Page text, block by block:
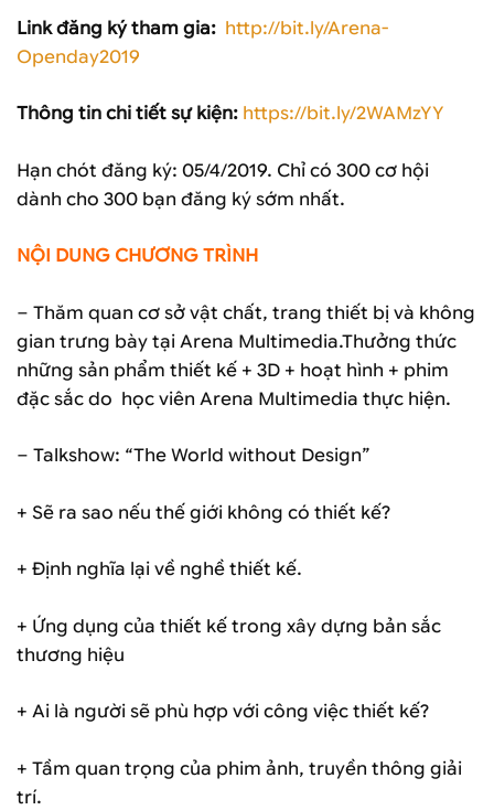
Link đăng ký tham gia: http://bit.ly/Arena-
Openday2019
Thông tin chi tiết sự kiện: https://bit.ly/2WAMzYY
Hạn chót đăng ký: 05/4/2019. Chỉ có 300 cơ hội
dành cho 300 bạn đăng ký sớm nhất.
NỘI DUNG CHƯƠNG TRÌNH
– Thăm quan cơ sở vật chất, trang thiết bị và không
gian trưng bày tại Arena Multimedia.Thưởng thức
những sản phẩm thiết kế + 3D + hoạt hình + phim
đặc sắc do học viên Arena Multimedia thực hiện.
– Talkshow: “The World without Design”
+ Sẽ ra sao nếu thế giới không có thiết kế?
+ Định nghĩa lại về nghề thiết kế.
+ Ứng dụng của thiết kế trong xây dựng bản sắc
thương hiệu
+ Ai là người sẽ phù hợp với công việc thiết kế?
+ Tầm quan trọng của phim ảnh, truyền thông giải
trí.